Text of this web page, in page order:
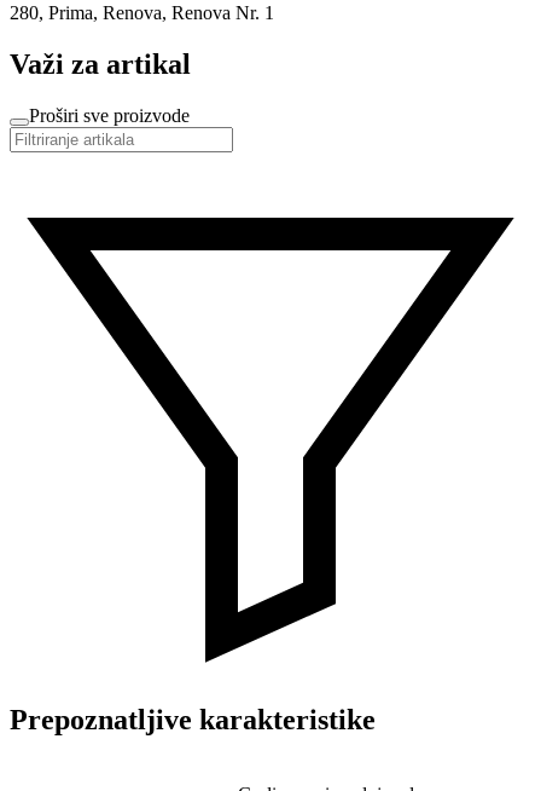
280, Prima, Renova, Renova Nr. 1
Važi za artikal
Proširi sve proizvode
Prepoznatljive karakteristike